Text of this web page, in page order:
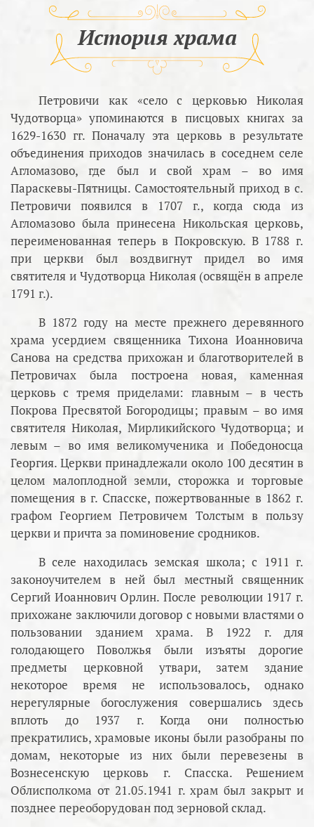
История храма
Петровичи как «село с церковью Николая
Чудотворца» упоминаются в писцовых книгах за
1629-1630 гг. Поначалу эта церковь в результате
объединения приходов значилась в соседнем селе
Агломазово, где был и свой храм – во имя
Параскевы-Пятницы. Самостоятельный приход в с.
Петровичи появился в 1707 г., когда сюда из
Агломазово была принесена Никольская церковь,
переименованная теперь в Покровскую. В 1788 г.
при церкви был воздвигнут придел во имя
святителя и Чудотворца Николая (освящён в апреле
1791 г.).
В 1872 году на месте прежнего деревянного
храма усердием священника Тихона Иоанновича
Санова на средства прихожан и благотворителей в
Петровичах была построена новая, каменная
церковь с тремя приделами: главным – в честь
Покрова Пресвятой Богородицы; правым – во имя
святителя Николая, Мирликийского Чудотворца; и
левым – во имя великомученика и Победоносца
Георгия. Церкви принадлежали около 100 десятин в
целом малоплодной земли, сторожка и торговые
помещения в г. Спасске, пожертвованные в 1862 г.
графом Георгием Петровичем Толстым в пользу
церкви и причта за поминовение сродников.
В селе находилась земская школа; с 1911 г.
законоучителем в ней был местный священник
Сергий Иоаннович Орлин. После революции 1917 г.
прихожане заключили договор с новыми властями о
пользовании зданием храма. В 1922 г. для
голодающего Поволжья были изъяты дорогие
предметы церковной утвари, затем здание
некоторое время не использовалось, однако
нерегулярные богослужения совершались здесь
вплоть до 1937 г. Когда они полностью
прекратились, храмовые иконы были разобраны по
домам, некоторые из них были перевезены в
Вознесенскую церковь г. Спасска. Решением
Облисполкома от 21.05.1941 г. храм был закрыт и
позднее переоборудован под зерновой склад.